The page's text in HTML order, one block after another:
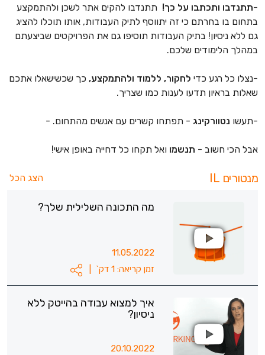
-תתנדבו ותכתבו על כך! תתנדבו להקים אתר לשכן ולהתמקצע
בתחום בו בחרתם כי זה יתווסף לתיק העבודות, אותו תוכלו להציג
גם ללא ניסיון! בתיק העבודות תוסיפו גם את הפרויקטים שביצעתם
במהלך הלימודים שלכם.
-נצלו כל רגע כדי לחקור, ללמוד ולהתמקצע, כך שכשישאלו אתכם
שאלות בראיון תדעו לענות כמו שצריך.
-תעשו נטוורקינג - תפתחו קשרים עם אנשים מהתחום. -
אבל הכי חשוב - תנשמו ואל תקחו כל דחייה באופן אישי!
מנטורים IL הצג הכל
מה התכונה השלילית שלך?
11.05.2022
זמן קריאה: 1 דק`
איך למצוא עבודה בהייטק ללא
ניסיון?
20.10.2022